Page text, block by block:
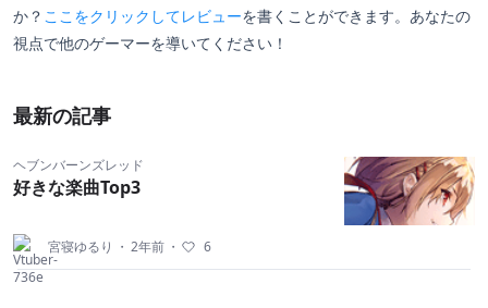
か？ ここをクリックしてレビューを書くことができます。あなたの
視点で他のゲーマーを導いてください！
最新の記事
ヘブンバーンズレッド
好きな楽曲Top3
宮寝ゆるり ・ 2年前 ・ 6